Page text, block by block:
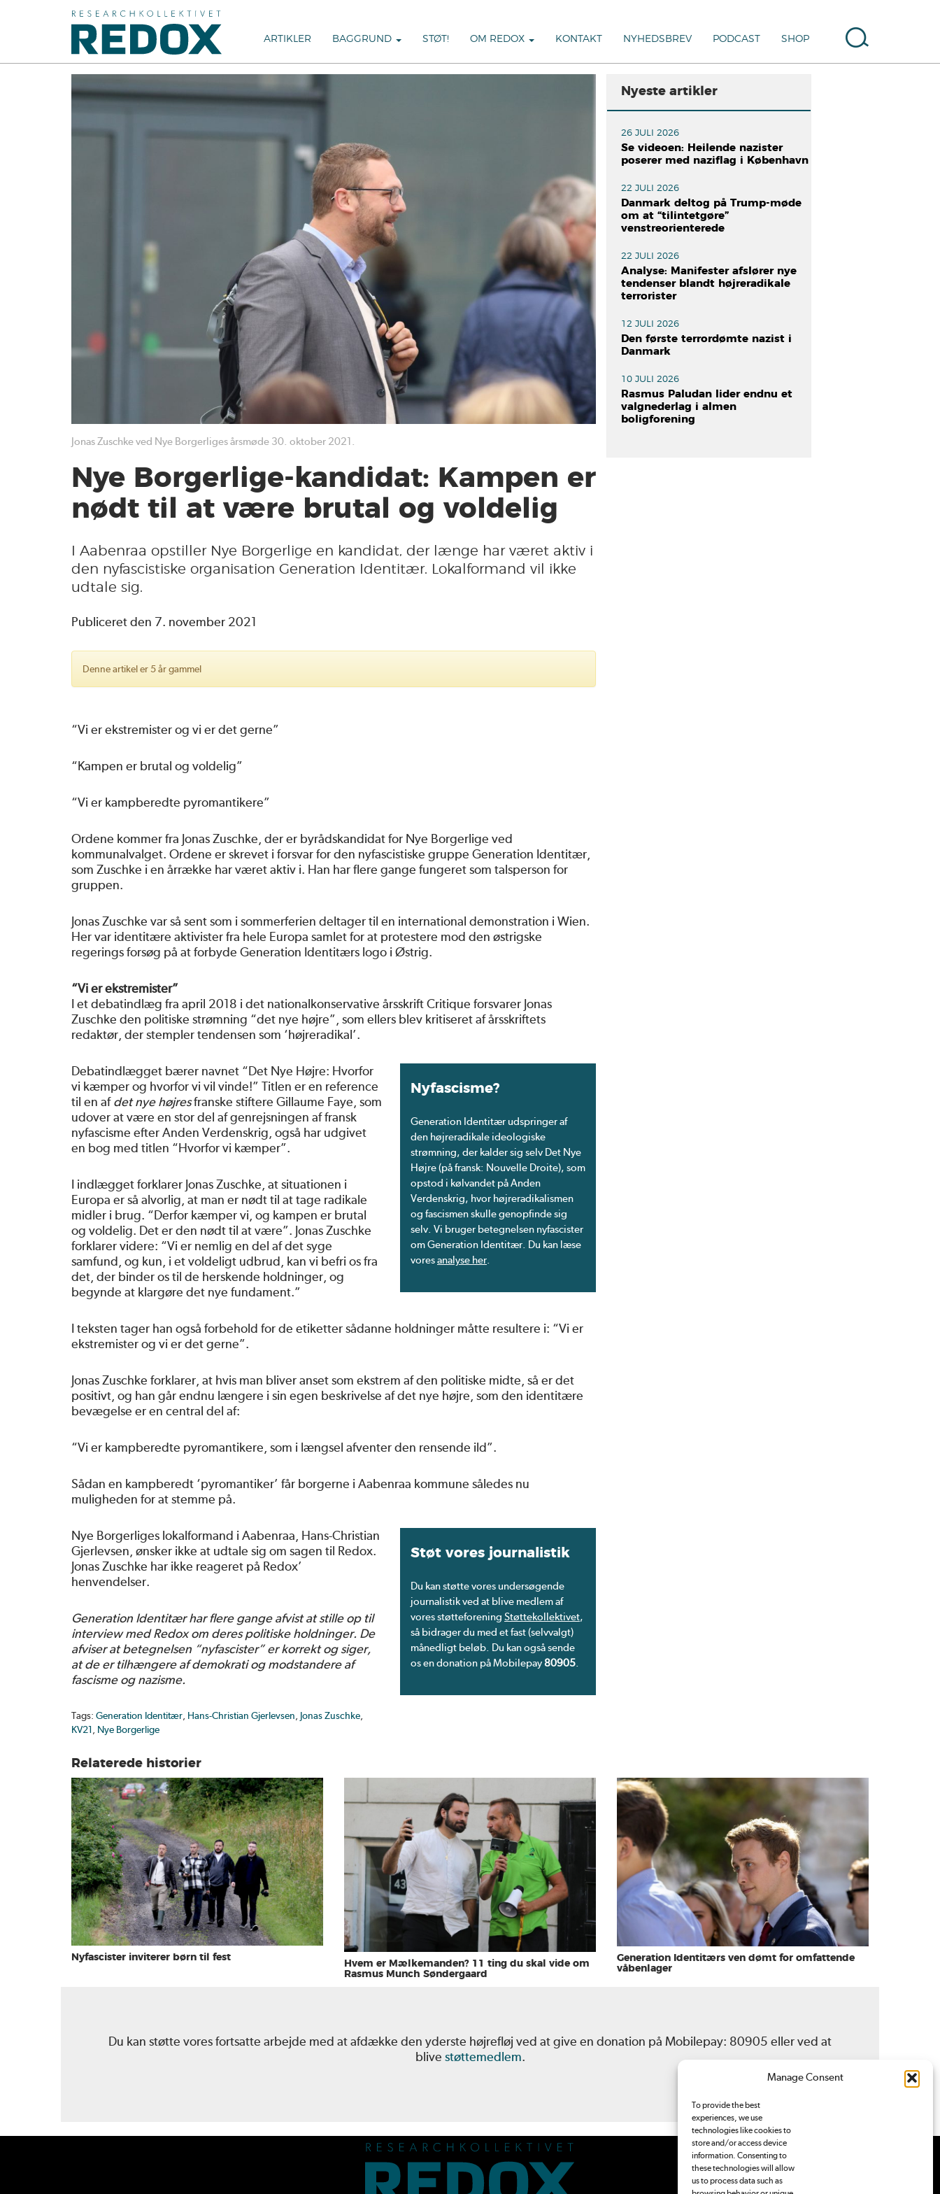
Manage Consent
To provide the best
experiences, we use
technologies like cookies to
store and/or access device
information. Consenting to
these technologies will allow
us to process data such as
ARTIKLER BAGGRUND STØT! OM REDOX KONTAKT NYHEDSBREV PODCAST SHOP
Jonas Zuschke ved Nye Borgerliges årsmøde 30. oktober 2021.
Nye Borgerlige-kandidat: Kampen er
nødt til at være brutal og voldelig
I Aabenraa opstiller Nye Borgerlige en kandidat, der længe har været aktiv i
den nyfascistiske organisation Generation Identitær. Lokalformand vil ikke
udtale sig.
Publiceret den 7. november 2021
Denne artikel er 5 år gammel
“Vi er ekstremister og vi er det gerne”
“Kampen er brutal og voldelig”
“Vi er kampberedte pyromantikere”
Ordene kommer fra Jonas Zuschke, der er byrådskandidat for Nye Borgerlige ved
kommunalvalget. Ordene er skrevet i forsvar for den nyfascistiske gruppe Generation Identitær,
som Zuschke i en årrække har været aktiv i. Han har flere gange fungeret som talsperson for
gruppen.
Jonas Zuschke var så sent som i sommerferien deltager til en international demonstration i Wien.
Her var identitære aktivister fra hele Europa samlet for at protestere mod den østrigske
regerings forsøg på at forbyde Generation Identitærs logo i Østrig.
“Vi er ekstremister”
I et debatindlæg fra april 2018 i det nationalkonservative årsskrift Critique forsvarer Jonas
Zuschke den politiske strømning “det nye højre”, som ellers blev kritiseret af årsskriftets
redaktør, der stempler tendensen som ‘højreradikal’.
Nyfascisme?
Generation Identitær udspringer af
den højreradikale ideologiske
strømning, der kalder sig selv Det Nye
Højre (på fransk: Nouvelle Droite), som
opstod i kølvandet på Anden
Verdenskrig, hvor højreradikalismen
og fascismen skulle genopfinde sig
selv. Vi bruger betegnelsen nyfascister
om Generation Identitær. Du kan læse
voresanalyse her.
Debatindlægget bærer navnet “Det Nye Højre: Hvorfor
vi kæmper og hvorfor vi vil vinde!” Titlen er en reference
til en afdet nye højresfranske stiftere Gillaume Faye, som
udover at være en stor del af genrejsningen af fransk
nyfascisme efter Anden Verdenskrig, også har udgivet
en bog med titlen “Hvorfor vi kæmper”.
I indlægget forklarer Jonas Zuschke, at situationen i
Europa er så alvorlig, at man er nødt til at tage radikale
midler i brug. “Derfor kæmper vi, og kampen er brutal
og voldelig. Det er den nødt til at være”. Jonas Zuschke
forklarer videre: “Vi er nemlig en del af det syge
samfund, og kun, i et voldeligt udbrud, kan vi befri os fra
det, der binder os til de herskende holdninger, og
begynde at klargøre det nye fundament.”
I teksten tager han også forbehold for de etiketter sådanne holdninger måtte resultere i: “Vi er
ekstremister og vi er det gerne”.
Jonas Zuschke forklarer, at hvis man bliver anset som ekstrem af den politiske midte, så er det
positivt, og han går endnu længere i sin egen beskrivelse af det nye højre, som den identitære
bevægelse er en central del af:
“Vi er kampberedte pyromantikere, som i længsel afventer den rensende ild”.
Sådan en kampberedt ‘pyromantiker’ får borgerne i Aabenraa kommune således nu
muligheden for at stemme på.
Støt vores journalistik
Du kan støtte vores undersøgende
journalistik ved at blive medlem af
vores støtteforening Støttekollektivet,
så bidrager du med et fast (selvvalgt)
månedligt beløb. Du kan også sende
os en donation på Mobilepay80905.
Nye Borgerliges lokalformand i Aabenraa, Hans-Christian
Gjerlevsen, ønsker ikke at udtale sig om sagen til Redox.
Jonas Zuschke har ikke reageret på Redox’
henvendelser.
Generation Identitær har flere gange afvist at stille op til
interview med Redox om deres politiske holdninger. De
afviser at betegnelsen “nyfascister” er korrekt og siger,
at de er tilhængere af demokrati og modstandere af
fascisme og nazisme.
Tags: Generation Identitær, Hans-Christian Gjerlevsen, Jonas Zuschke,
KV21, Nye Borgerlige
Nyeste artikler
26 JULI 2026
Se videoen: Heilende nazister
poserer med naziflag i København
22 JULI 2026
Danmark deltog på Trump-møde
om at “tilintetgøre”
venstreorienterede
22 JULI 2026
Analyse: Manifester afslører nye
tendenser blandt højreradikale
terrorister
12 JULI 2026
Den første terrordømte nazist i
Danmark
10 JULI 2026
Rasmus Paludan lider endnu et
valgnederlag i almen
boligforening
Relaterede historier
Nyfascister inviterer børn til fest
Hvem er Mælkemanden? 11 ting du skal vide om
Rasmus Munch Søndergaard
Generation Identitærs ven dømt for omfattende
våbenlager
Du kan støtte vores fortsatte arbejde med at afdække den yderste højrefløj ved at give en donation på Mobilepay: 80905 eller ved at
blive støttemedlem.